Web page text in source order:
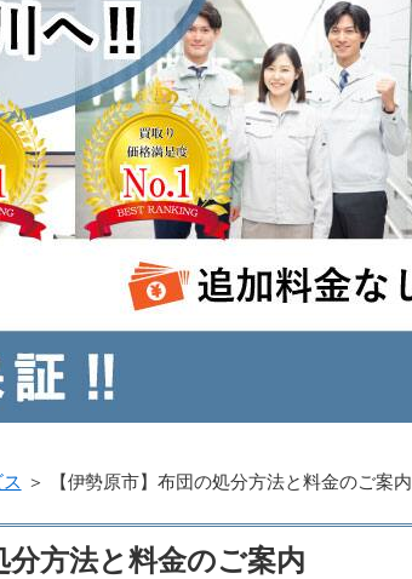
＞ 【伊勢原市】布団の処分方法と料金のご案内
分方法と料金のご案内